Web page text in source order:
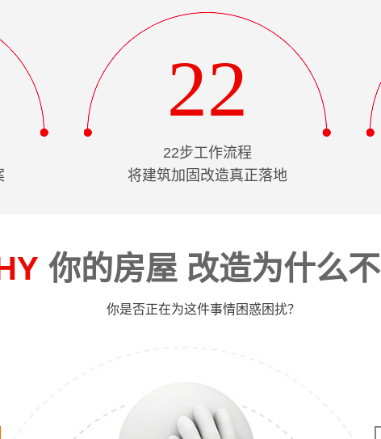
22
22步工作流程
将建筑加固改造真正落地
你的房屋 改造为什么
你是否正在为这件事情困惑困扰？